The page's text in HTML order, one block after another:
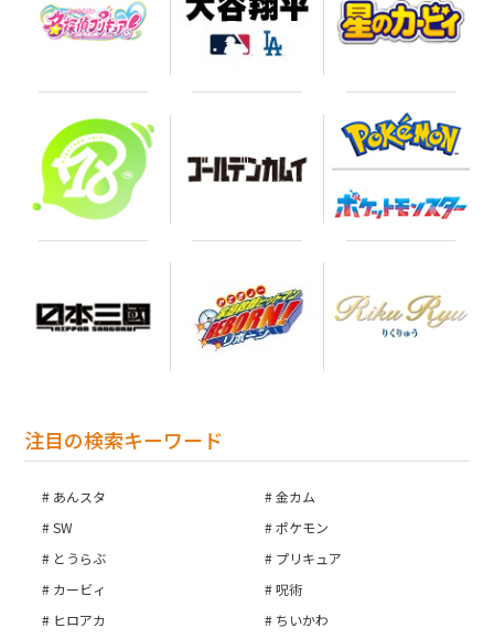
注目の検索キーワード
あんスタ
金カム
SW
ポケモン
とうらぶ
プリキュア
カービィ
呪術
ヒロアカ
ちいかわ